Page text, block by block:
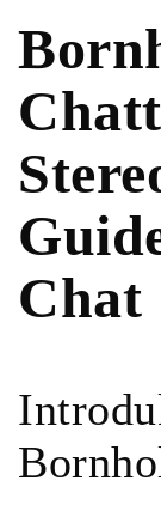
Chat